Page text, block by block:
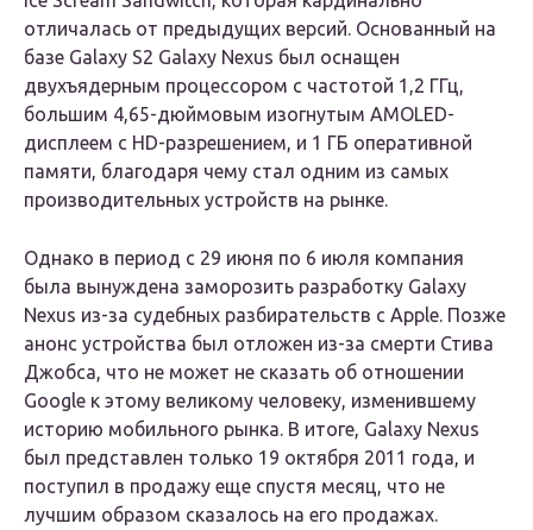
отличалась от предыдущих версий. Основанный на
базе Galaxy S2 Galaxy Nexus был оснащен
двухъядерным процессором с частотой 1,2 ГГц,
большим 4,65-дюймовым изогнутым AMOLED-
дисплеем с HD-разрешением, и 1 ГБ оперативной
памяти, благодаря чему стал одним из самых
производительных устройств на рынке.
Однако в период с 29 июня по 6 июля компания
была вынуждена заморозить разработку Galaxy
Nexus из-за судебных разбирательств с Apple. Позже
анонс устройства был отложен из-за смерти Стива
Джобса, что не может не сказать об отношении
Google к этому великому человеку, изменившему
историю мобильного рынка. В итоге, Galaxy Nexus
был представлен только 19 октября 2011 года, и
поступил в продажу еще спустя месяц, что не
лучшим образом сказалось на его продажах.